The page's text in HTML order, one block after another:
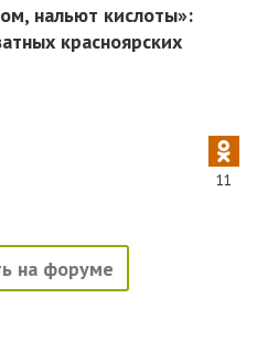
нальют кислоты»:
красноярских
11
на форуме